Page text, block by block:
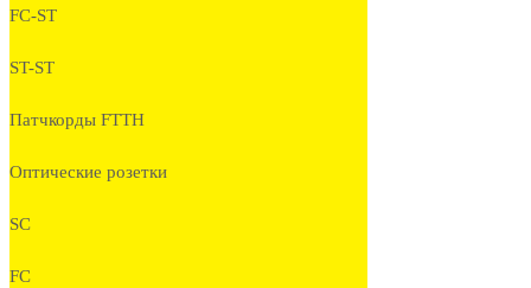
FC-ST
ST-ST
Патчкорды FTTH
Оптические розетки
SC
FC